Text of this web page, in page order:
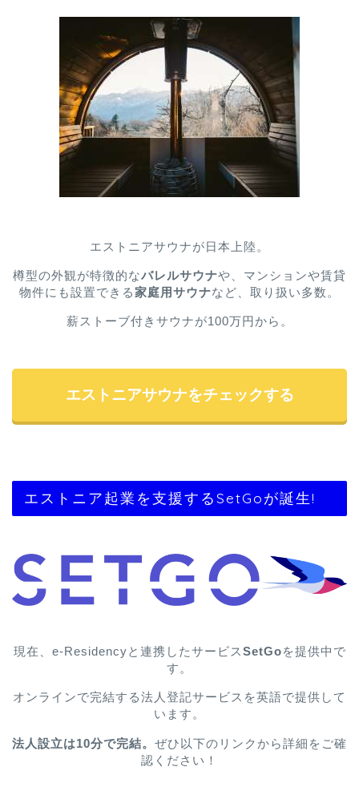
エストニアサウナが日本上陸。
樽型の外観が特徴的なバレルサウナや、マンションや賃貸
物件にも設置できる家庭用サウナなど、取り扱い多数。
薪ストーブ付きサウナが100万円から。
エストニアサウナをチェックする
エストニア起業を支援するSetGoが誕生!
現在、e-Residencyと連携したサービスSetGoを提供中で
す。
オンラインで完結する法人登記サービスを英語で提供して
います。
法人設立は10分で完結。 ぜひ以下のリンクから詳細をご確
認ください！